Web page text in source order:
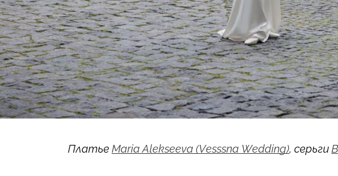
ПлатьеMaria Alekseeva (Vesssna Wedding), серьги